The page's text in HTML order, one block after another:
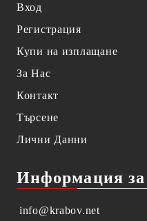
Вход
Регистрация
Купи на изплащане
За Нас
Контакт
Търсене
Лични Данни
Информация за
info@krabov.net